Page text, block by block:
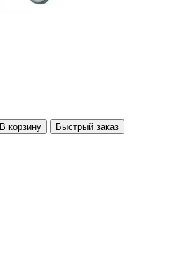
В корзину
Быстрый заказ